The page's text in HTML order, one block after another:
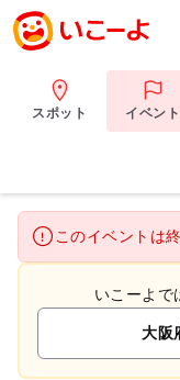
スポット イベント
このイベントは
いこーよで
大阪